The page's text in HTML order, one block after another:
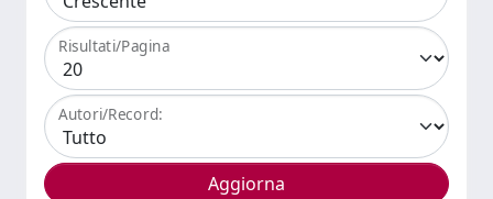
Risultati/Pagina
Autori/Record: